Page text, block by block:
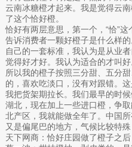
云南冰糖橙才起来。我是觉得云
了这个恰好橙。
恰好有两层意思，第一个，“恰”
告诉消费者一颗好橙子是什么样
自己的一套标准，我认为是从业
觉得好才好。我认为适合的才叫好
所以我的橙子按照三分甜、五分
的，喜欢吃淡口，没有对跟错。
我把货架期拉长。我们最早的时
湖北，现在加上一些进口橙，争
北产区，我就能做全年了。中国
又是偏尾巴的地方，气候比较特
天下网商：恰好庄园做了橙子之